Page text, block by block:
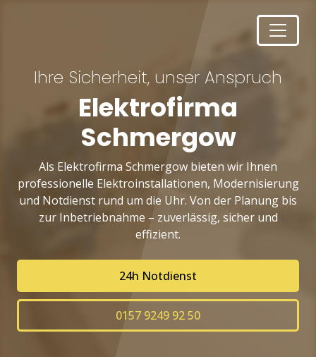
Ihre Sicherheit, unser Anspruch
Elektrofirma
Schmergow
Als Elektrofirma Schmergow bieten wir Ihnen
professionelle Elektroinstallationen, Modernisierung
und Notdienst rund um die Uhr. Von der Planung bis
zur Inbetriebnahme – zuverlässig, sicher und
effizient.
24h Notdienst
0157 9249 92 50